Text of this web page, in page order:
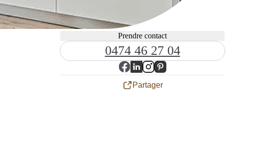
Prendre contact
0474 46 27 04
Partager